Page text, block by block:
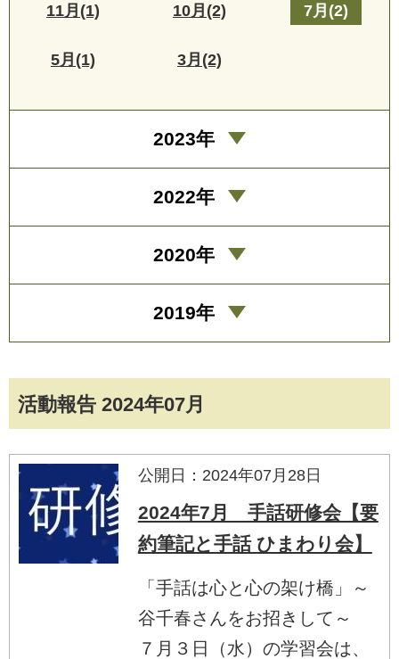
活動報告 2024年07月
公開日：2024年07月28日
2024年7月 手話研修会【要
約筆記と手話 ひまわり会】
「手話は心と心の架け橋」～
谷千春さんをお招きして～
７月３日（水）の学習会は、
11月(1) 10月(2) 7月(2)
5月(1) 3月(2)
2023年
2022年
2020年
2019年